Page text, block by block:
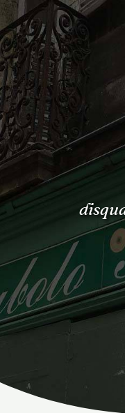
Panneau de gestion des